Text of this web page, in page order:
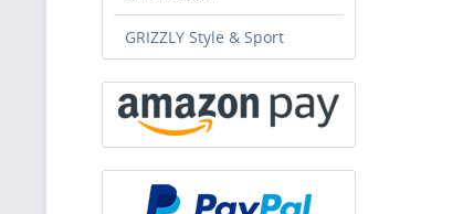
GRIZZLY Style & Sport